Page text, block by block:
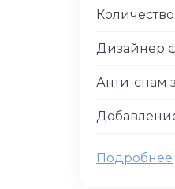
Дизайнер
Анти-спам
Подробнее